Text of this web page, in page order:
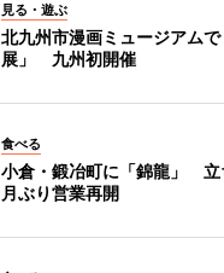
見る・遊ぶ
北九州市漫画ミュージアム
展」 九州初開催
食べる
小倉・鍛冶町に「錦龍」 立
月ぶり営業再開